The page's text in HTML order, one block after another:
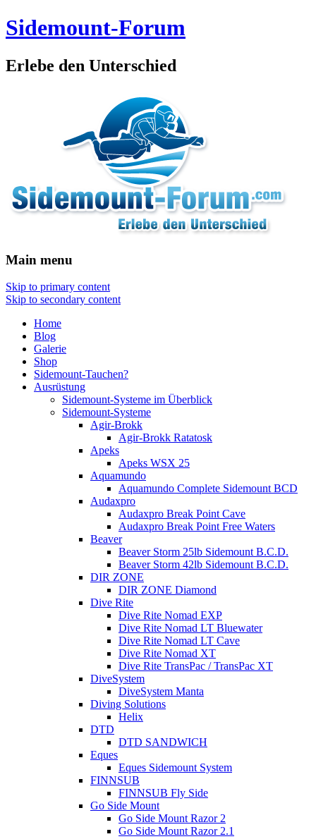
Sidemount-Forum
Erlebe den Unterschied
Main menu
Skip to primary content
Skip to secondary content
Home
Blog
Galerie
Shop
Sidemount-Tauchen?
Ausrüstung
Sidemount-Systeme im Überblick
Sidemount-Systeme
Agir-Brokk
Agir-Brokk Ratatosk
Apeks
Apeks WSX 25
Aquamundo
Aquamundo Complete Sidemount BCD
Audaxpro
Audaxpro Break Point Cave
Audaxpro Break Point Free Waters
Beaver
Beaver Storm 25lb Sidemount B.C.D.
Beaver Storm 42lb Sidemount B.C.D.
DIR ZONE
DIR ZONE Diamond
Dive Rite
Dive Rite Nomad EXP
Dive Rite Nomad LT Bluewater
Dive Rite Nomad LT Cave
Dive Rite Nomad XT
Dive Rite TransPac / TransPac XT
DiveSystem
DiveSystem Manta
Diving Solutions
Helix
DTD
DTD SANDWICH
Eques
Eques Sidemount System
FINNSUB
FINNSUB Fly Side
Go Side Mount
Go Side Mount Razor 2
Go Side Mount Razor 2.1